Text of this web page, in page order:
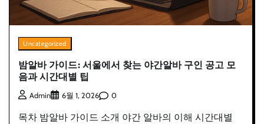
Uncategorized
밤알바 가이드: 서울에서 찾는 야간알바 구인 공고 모
음과 시간대별 팁
Admin 6월 1, 2026 0
목차 밤알바 가이드 소개 야간 알바의 이해 시간대별